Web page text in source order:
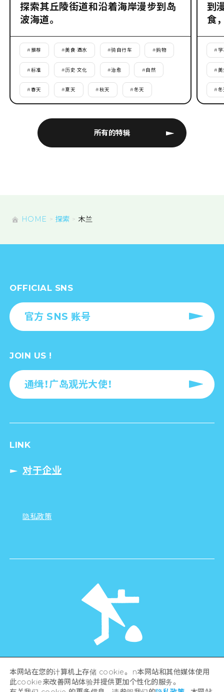
所有的特辑
探索其丘陵街道和沿着海岸漫步到岛
波海道。
#推荐 #美食·酒水 #骑自行车 #购物
#标准 #历史·文化 #治愈 #自然
#春天 #夏天 #秋天 #冬天
到
食
# 学
#美
#冬
HOME 探索 木兰
OFFICIAL SNS
官方 SNS 账号
JOIN US !
通缉！广岛观光大使！
LINK
对于企业
隐私政策
Hiroshima Prefecture / Hiroshima City .
All rights reserved
本网站在您的计算机上存储 cookie。 n本网站和其他媒体使用
此cookie来改善网站体验并提供更加个性化的服务。